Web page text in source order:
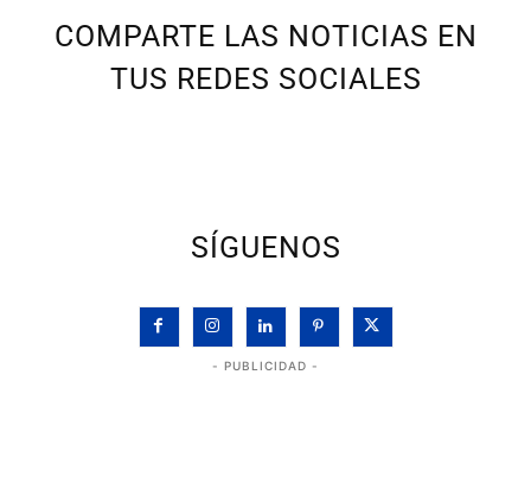
COMPARTE LAS NOTICIAS EN
TUS REDES SOCIALES
SÍGUENOS
- PUBLICIDAD -